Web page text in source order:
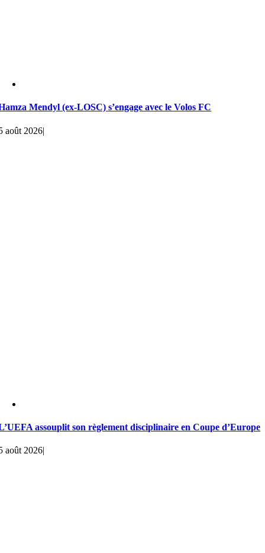
Mendyl (ex-LOSC) s’engage avec le Volos FC
août 2026|
assouplit son règlement disciplinaire en Coupe d’Europe
août 2026|